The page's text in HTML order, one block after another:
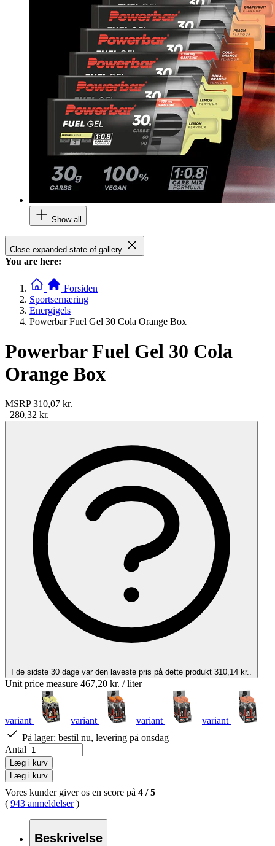
Show all
Close expanded state of gallery
You are here:
Forsiden
Sportsernæring
Energigels
Powerbar Fuel Gel 30 Cola Orange Box
Powerbar Fuel Gel 30 Cola
Orange Box
MSRP 310,07 kr.
280,32 kr.
I de sidste 30 dage var den laveste pris på dette produkt 310,14 kr..
Unit price measure 467,20 kr. / liter
variant variant variant
variant
På lager: bestil nu, levering på onsdag
Antal
Læg i kurv
Læg i kurv
Vores kunder giver os en score på 4 /5
( 943 anmeldelser)
Beskrivelse